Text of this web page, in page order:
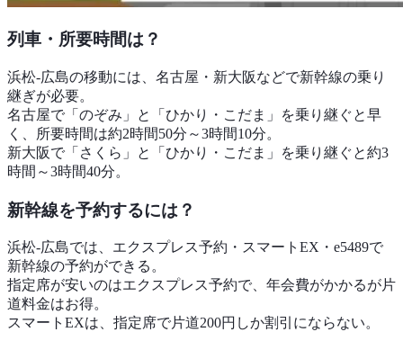
列車・所要時間は？
浜松-広島の移動には、名古屋・新大阪などで新幹線の乗り
継ぎが必要。
名古屋で「のぞみ」と「ひかり・こだま」を乗り継ぐと早
く、所要時間は約2時間50分～3時間10分。
新大阪で「さくら」と「ひかり・こだま」を乗り継ぐと約3
時間～3時間40分。
新幹線を予約するには？
浜松-広島では、エクスプレス予約・スマートEX・e5489で
新幹線の予約ができる。
指定席が安いのはエクスプレス予約で、年会費がかかるが片
道料金はお得。
スマートEXは、指定席で片道200円しか割引にならない。